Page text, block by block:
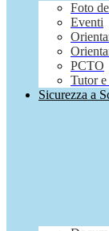
Foto
Eventi
PCTO
Tutor
Sicurezza a